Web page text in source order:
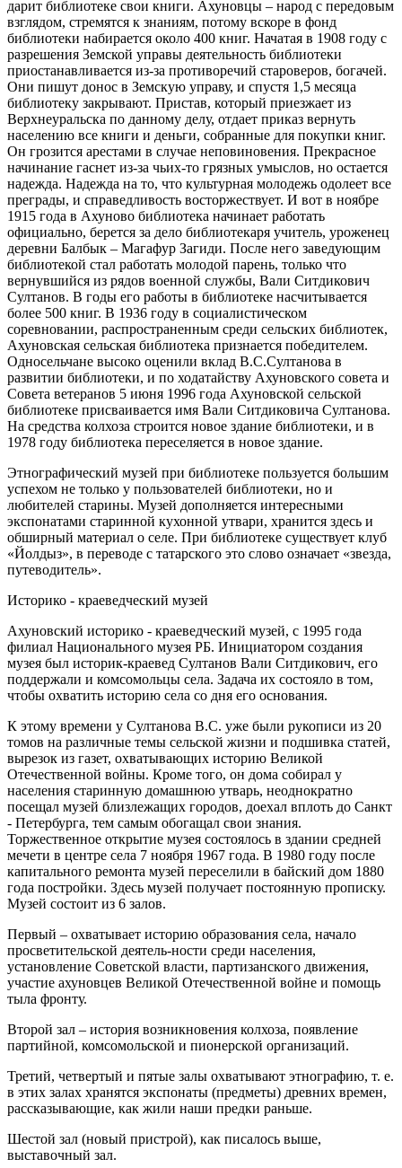
дарит библиотеке свои книги. Ахуновцы – народ с передовым
взглядом, стремятся к знаниям, потому вскоре в фонд
библиотеки набирается около 400 книг. Начатая в 1908 году с
разрешения Земской управы деятельность библиотеки
приостанавливается из-за противоречий староверов, богачей.
Они пишут донос в Земскую управу, и спустя 1,5 месяца
библиотеку закрывают. Пристав, который приезжает из
Верхнеуральска по данному делу, отдает приказ вернуть
населению все книги и деньги, собранные для покупки книг.
Он грозится арестами в случае неповиновения. Прекрасное
начинание гаснет из-за чьих-то грязных умыслов, но остается
надежда. Надежда на то, что культурная молодежь одолеет все
преграды, и справедливость восторжествует. И вот в ноябре
1915 года в Ахуново библиотека начинает работать
официально, берется за дело библиотекаря учитель, уроженец
деревни Балбык – Магафур Загиди. После него заведующим
библиотекой стал работать молодой парень, только что
вернувшийся из рядов военной службы, Вали Ситдикович
Султанов. В годы его работы в библиотеке насчитывается
более 500 книг. В 1936 году в социалистическом
соревновании, распространенным среди сельских библиотек,
Ахуновская сельская библиотека признается победителем.
Односельчане высоко оценили вклад В.С.Султанова в
развитии библиотеки, и по ходатайству Ахуновского совета и
Совета ветеранов 5 июня 1996 года Ахуновской сельской
библиотеке присваивается имя Вали Ситдиковича Султанова.
На средства колхоза строится новое здание библиотеки, и в
1978 году библиотека переселяется в новое здание.
Этнографический музей при библиотеке пользуется большим
успехом не только у пользователей библиотеки, но и
любителей старины. Музей дополняется интересными
экспонатами старинной кухонной утвари, хранится здесь и
обширный материал о селе. При библиотеке существует клуб
«Йолдыз», в переводе с татарского это слово означает «звезда,
путеводитель».
Историко - краеведческий музей
Ахуновский историко - краеведческий музей, с 1995 года
филиал Национального музея РБ. Инициатором создания
музея был историк-краевед Султанов Вали Ситдикович, его
поддержали и комсомольцы села. Задача их состояло в том,
чтобы охватить историю села со дня его основания.
К этому времени у Султанова В.С. уже были рукописи из 20
томов на различные темы сельской жизни и подшивка статей,
вырезок из газет, охватывающих историю Великой
Отечественной войны. Кроме того, он дома собирал у
населения старинную домашнюю утварь, неоднократно
посещал музей близлежащих городов, доехал вплоть до Санкт
- Петербурга, тем самым обогащал свои знания.
Торжественное открытие музея состоялось в здании средней
мечети в центре села 7 ноября 1967 года. В 1980 году после
капитального ремонта музей переселили в байский дом 1880
года постройки. Здесь музей получает постоянную прописку.
Музей состоит из 6 залов.
Первый – охватывает историю образования села, начало
просветительской деятель-ности среди населения,
установление Советской власти, партизанского движения,
участие ахуновцев Великой Отечественной войне и помощь
тыла фронту.
Второй зал – история возникновения колхоза, появление
партийной, комсомольской и пионерской организаций.
Третий, четвертый и пятые залы охватывают этнографию, т. е.
в этих залах хранятся экспонаты (предметы) древних времен,
рассказывающие, как жили наши предки раньше.
Шестой зал (новый пристрой), как писалось выше,
выставочный зал.